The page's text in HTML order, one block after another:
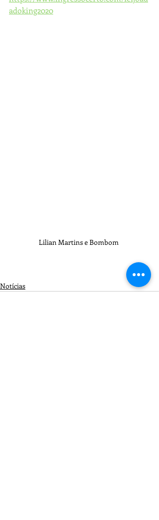
adoking2020
Lilian Martins e Bombom
Notícias